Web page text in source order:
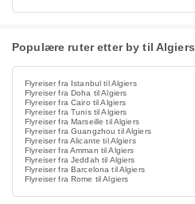
Populære ruter etter by til Algiers
Flyreiser fra Istanbul til Algiers
Flyreiser fra Doha til Algiers
Flyreiser fra Cairo til Algiers
Flyreiser fra Tunis til Algiers
Flyreiser fra Marseille til Algiers
Flyreiser fra Guangzhou til Algiers
Flyreiser fra Alicante til Algiers
Flyreiser fra Amman til Algiers
Flyreiser fra Jeddah til Algiers
Flyreiser fra Barcelona til Algiers
Flyreiser fra Rome til Algiers